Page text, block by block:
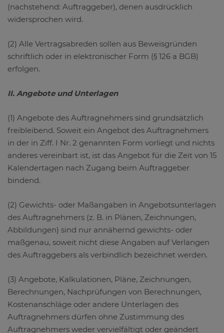
(nachstehend: Auftraggeber), denen ausdrücklich
widersprochen wird.
(2) Alle Vertragsabreden sollen aus Beweisgründen
schriftlich oder in elektronischer Form (§ 126 a BGB)
erfolgen.
II. Angebote und Unterlagen
(1) Angebote des Auftragnehmers sind grundsätzlich
freibleibend. Soweit ein Angebot des Auftragnehmers
in der in Ziff. I Nr. 2 genannten Form vorliegt und nichts
anderes vereinbart ist, ist das Angebot für die Zeit von 15
Kalendertagen nach Zugang beim Auftraggeber
bindend.
(2) Gewichts- oder Maßangaben in Angebotsunterlagen
des Auftragnehmers (z. B. in Plänen, Zeichnungen,
Abbildungen) sind nur annähernd gewichts- oder
maßgenau, soweit nicht diese Angaben auf Verlangen
des Auftraggebers als verbindlich bezeichnet werden.
(3) Angebote, Kalkulationen, Pläne, Zeichnungen,
Berechnungen, Nachprüfungen von Berechnungen,
Kostenanschläge oder andere Unterlagen des
Auftragnehmers dürfen ohne Zustimmung des
Auftragnehmers weder vervielfältigt oder geändert